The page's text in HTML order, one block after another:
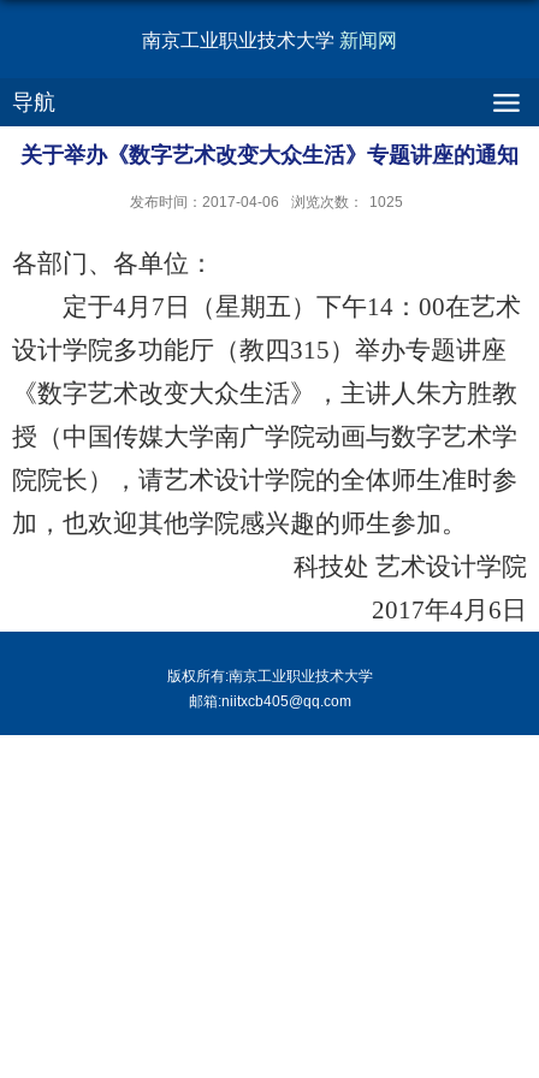
南京工业职业技术大学 新闻网
导航
关于举办《数字艺术改变大众生活》专题讲座的通知
发布时间：2017-04-06 浏览次数： 1025
各部门、各单位：
定于4月7日（星期五）下午14：00在艺术
设计学院多功能厅（教四315）举办专题讲座
《数字艺术改变大众生活》，主讲人朱方胜教
授（中国传媒大学南广学院动画与数字艺术学
院院长），请艺术设计学院的全体师生准时参
加，也欢迎其他学院感兴趣的师生参加。
科技处 艺术设计学院
2017年4月6日
版权所有:南京工业职业技术大学
邮箱:niitxcb405@qq.com